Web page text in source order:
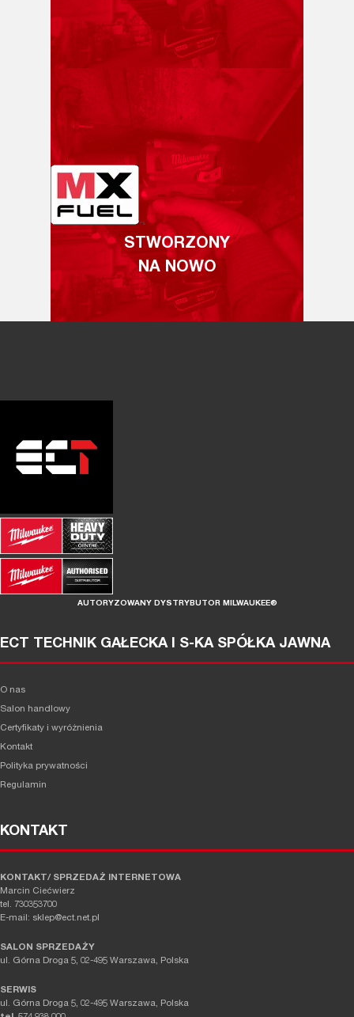
STWORZONY
NA NOWO
AUTORYZOWANY DYSTRYBUTOR MILWAUKEE®
ECT TECHNIK GAŁECKA I S-KA SPÓŁKA JAWNA
O nas
Salon handlowy
Certyfikaty i wyróżnienia
Kontakt
Polityka prywatności
Regulamin
KONTAKT
KONTAKT/ SPRZEDAŻ INTERNETOWA
Marcin Ciećwierz
tel. 730353700
E-mail: sklep@ect.net.pl
SALON SPRZEDAŻY
ul. Górna Droga 5, 02-495 Warszawa, Polska
SERWIS
ul. Górna Droga 5, 02-495 Warszawa, Polska